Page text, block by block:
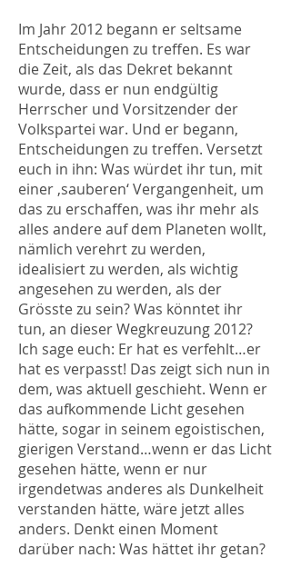
Im Jahr 2012 begann er seltsame
Entscheidungen zu treffen. Es war
die Zeit, als das Dekret bekannt
wurde, dass er nun endgültig
Herrscher und Vorsitzender der
Volkspartei war. Und er begann,
Entscheidungen zu treffen. Versetzt
euch in ihn: Was würdet ihr tun, mit
einer ‚sauberen‘ Vergangenheit, um
das zu erschaffen, was ihr mehr als
alles andere auf dem Planeten wollt,
nämlich verehrt zu werden,
idealisiert zu werden, als wichtig
angesehen zu werden, als der
Grösste zu sein? Was könntet ihr
tun, an dieser Wegkreuzung 2012?
Ich sage euch: Er hat es verfehlt…er
hat es verpasst! Das zeigt sich nun in
dem, was aktuell geschieht. Wenn er
das aufkommende Licht gesehen
hätte, sogar in seinem egoistischen,
gierigen Verstand…wenn er das Licht
gesehen hätte, wenn er nur
irgendetwas anderes als Dunkelheit
verstanden hätte, wäre jetzt alles
anders. Denkt einen Moment
darüber nach: Was hättet ihr getan?